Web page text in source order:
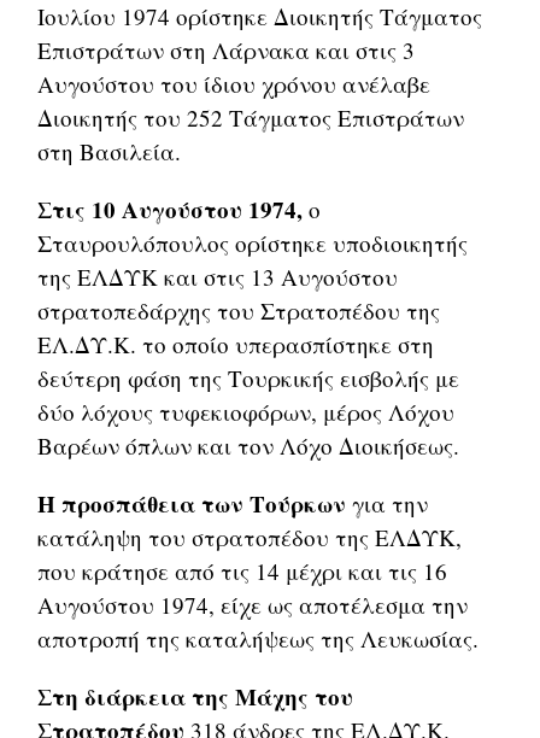
Ιουλίου 1974 ορίστηκε Διοικητής Τάγματος
Επιστράτων στη Λάρνακα και στις 3
Αυγούστου του ίδιου χρόνου ανέλαβε
Διοικητής του 252 Τάγματος Επιστράτων
στη Βασιλεία.
Στις 10 Αυγούστου 1974, ο
Σταυρουλόπουλος ορίστηκε υποδιοικητής
της ΕΛΔΥΚ και στις 13 Αυγούστου
στρατοπεδάρχης του Στρατοπέδου της
ΕΛ.ΔΥ.Κ. το οποίο υπερασπίστηκε στη
δεύτερη φάση της Τουρκικής εισβολής με
δύο λόχους τυφεκιοφόρων, μέρος Λόχου
Βαρέων όπλων και τον Λόχο Διοικήσεως.
Η προσπάθεια των Τούρκων για την
κατάληψη του στρατοπέδου της ΕΛΔΥΚ,
που κράτησε από τις 14 μέχρι και τις 16
Αυγούστου 1974, είχε ως αποτέλεσμα την
αποτροπή της καταλήψεως της Λευκωσίας.
Στη διάρκεια της Μάχης του
Στρατοπέδου 318 άνδρες της ΕΛ.ΔΥ.Κ.